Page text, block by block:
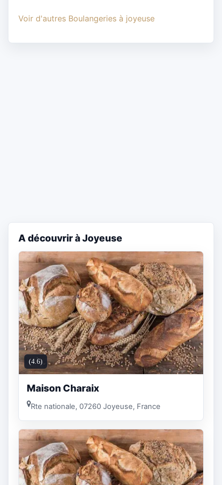
Voir d'autres Boulangeries à joyeuse
A découvrir à Joyeuse
(4.6)
Maison Charaix
Rte nationale, 07260 Joyeuse, France